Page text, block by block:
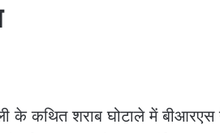
के कथित शराब घोटाले में